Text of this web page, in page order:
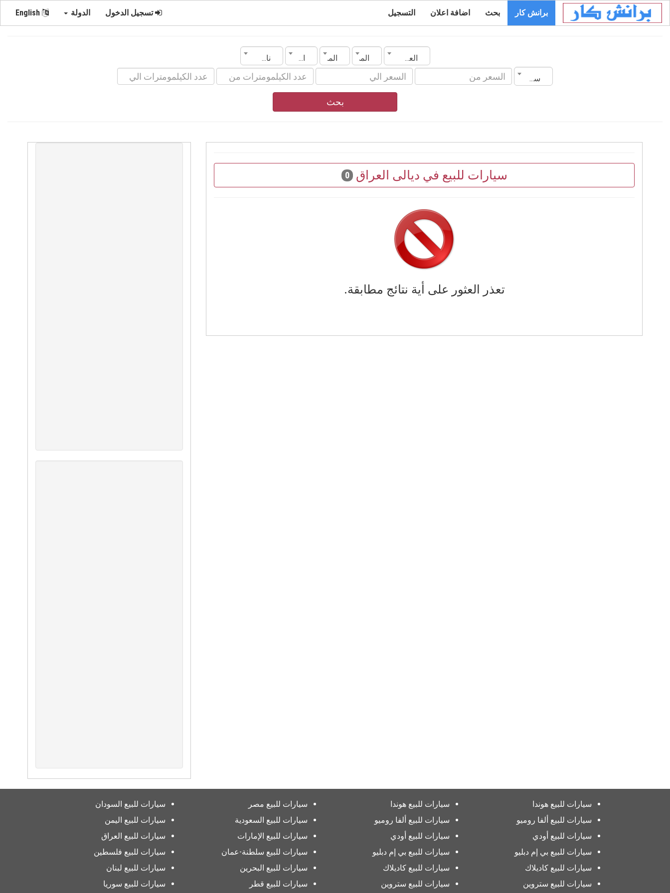
برانش كار بحث اضافة اعلان التسجيل تسجيل الدخول الدولة
العراق المدينة الماركة الموديل ناقل الحركة
سنة الصنع
بحث
سيارات للبيع في ديالى العراق 0
تعذر العثور على أية نتائج مطابقة.
سيارات للبيع هوندا
سيارات للبيع ألفا روميو
سيارات للبيع أودي
سيارات للبيع بي إم دبليو
سيارات للبيع كاديلاك
سيارات للبيع ستروين
سيارات للبيع هوندا
سيارات للبيع ألفا روميو
سيارات للبيع أودي
سيارات للبيع بي إم دبليو
سيارات للبيع كاديلاك
سيارات للبيع ستروين
سيارات للبيع مصر
سيارات للبيع السعودية
سيارات للبيع الإمارات
سيارات للبيع سلطنة-عمان
سيارات للبيع البحرين
سيارات للبيع قطر
سيارات للبيع السودان
سيارات للبيع اليمن
سيارات للبيع العراق
سيارات للبيع فلسطين
سيارات للبيع لبنان
سيارات للبيع سوريا